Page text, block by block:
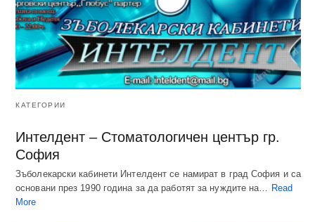
КАТЕГОРИИ
Интелдент – Стоматологичен център гр.
София
Зъболекарски кабинети Интелдент се намират в град София и са
основани през 1990 година за да работят за нуждите на… Read
More